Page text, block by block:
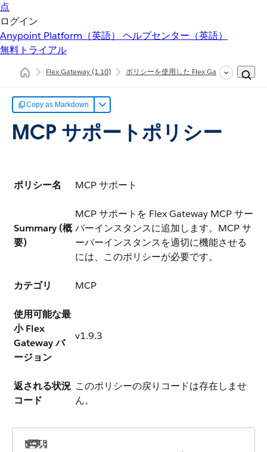
点
ログイン
Anypoint Platform（英語） ヘルプセンター（英語）
無料トライアル
Flex Gateway(1.10) ポリシーを使用した Flex Gateway API の保
Copy as Markdown
MCP サポートポリシー
ポリシー名 MCP サポート
Summary (概
要)
MCP サポートを Flex Gateway MCP サー
バーインスタンスに追加します。MCP サ
ーバーインスタンスを適切に機能させる
には、このポリシーが必要です。
カテゴリ MCP
使用可能な最
小 Flex
Gateway バ
ージョン
v1.9.3
返される状況
コード
このポリシーの戻りコードは存在しませ
ん。